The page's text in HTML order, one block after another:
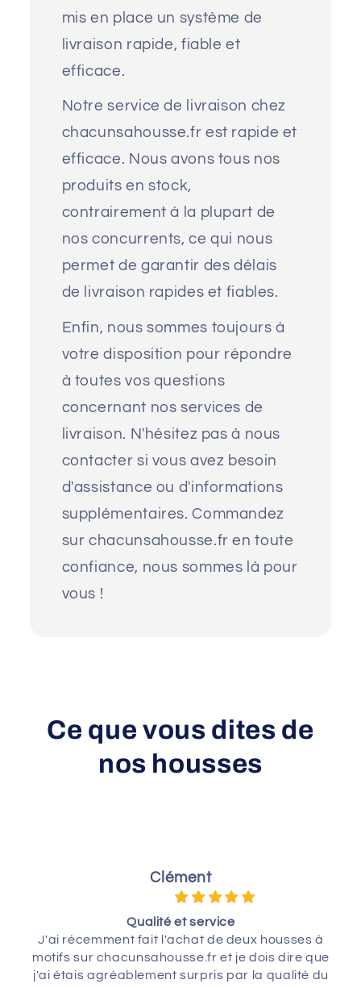
mis en place un système de
livraison rapide, fiable et
efficace.
Notre service de livraison chez
chacunsahousse.fr est rapide et
efficace. Nous avons tous nos
produits en stock,
contrairement à la plupart de
nos concurrents, ce qui nous
permet de garantir des délais
de livraison rapides et fiables.
Enfin, nous sommes toujours à
votre disposition pour répondre
à toutes vos questions
concernant nos services de
livraison. N'hésitez pas à nous
contacter si vous avez besoin
d'assistance ou d'informations
supplémentaires. Commandez
sur chacunsahousse.fr en toute
confiance, nous sommes là pour
vous !
Ce que vous dites de
nos housses
Clément
Qualité et service
J'ai récemment fait l'achat de deux housses à
motifs sur chacunsahousse.fr et je dois dire que
j'ai étais agréablement surpris par la qualité du